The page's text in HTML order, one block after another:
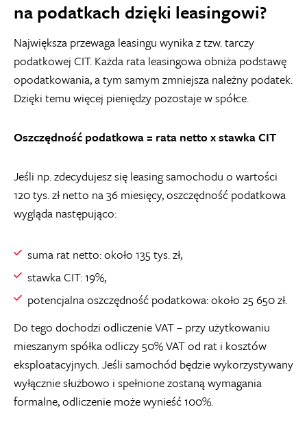
na podatkach dzięki leasingowi?
Największa przewaga leasingu wynika z tzw. tarczy
podatkowej CIT. Każda rata leasingowa obniża podstawę
opodatkowania, a tym samym zmniejsza należny podatek.
Dzięki temu więcej pieniędzy pozostaje w spółce.
Oszczędność podatkowa = rata netto x stawka CIT
Jeśli np. zdecydujesz się leasing samochodu o wartości
120 tys. zł netto na 36 miesięcy, oszczędność podatkowa
wygląda następująco:
suma rat netto: około 135 tys. zł,
stawka CIT: 19%,
potencjalna oszczędność podatkowa: około 25 650 zł.
Do tego dochodzi odliczenie VAT – przy użytkowaniu
mieszanym spółka odliczy 50% VAT od rat i kosztów
eksploatacyjnych. Jeśli samochód będzie wykorzystywany
wyłącznie służbowo i spełnione zostaną wymagania
formalne, odliczenie może wynieść 100%.